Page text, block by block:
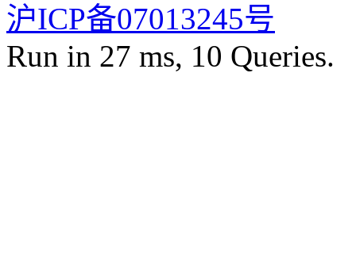
沪ICP备07013245号
Run in 27 ms, 10 Queries.